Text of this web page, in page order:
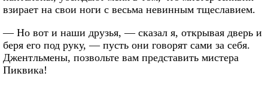
взирает на свои ноги с весьма невинным тщеславием.
— Но вот и наши друзья, — сказал я, открывая дверь и
беря его под руку, — пусть они говорят сами за себя.
Джентльмены, позвольте вам представить мистера
Пиквика!